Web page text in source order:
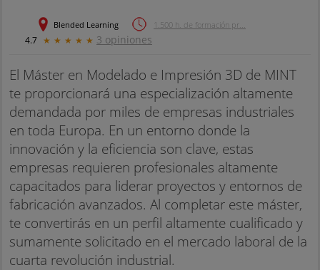
Blended Learning 1.500 h. de formación pr...
4.7 ★ ★ ★ ★ ★ 3 opiniones
El Máster en Modelado e Impresión 3D de MINT
te proporcionará una especialización altamente
demandada por miles de empresas industriales
en toda Europa. En un entorno donde la
innovación y la eficiencia son clave, estas
empresas requieren profesionales altamente
capacitados para liderar proyectos y entornos de
fabricación avanzados. Al completar este máster,
te convertirás en un perfil altamente cualificado y
sumamente solicitado en el mercado laboral de la
cuarta revolución industrial.